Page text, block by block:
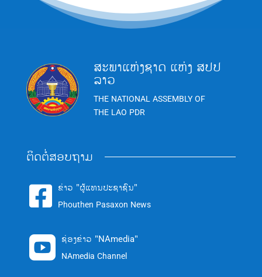
ສະພາແຫ່ງຊາດ ແຫ່ງ ສປປ
ລາວ
THE NATIONAL ASSEMBLY OF
THE LAO PDR
ຕິດຕໍ່ສອບຖາມ
 ຂ່າວ "ຜູ້ແທນປະຊາຊົນ"
Phouthen Pasaxon News
 ຊ່ອງຂ່າວ "NAmedia"
NAmedia Channel